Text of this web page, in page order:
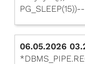
PG_SLEEP(15))--
06.05.2026